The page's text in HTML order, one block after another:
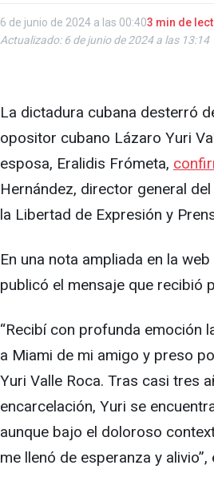
6 de junio de 2024 a las 00:403 min de
Actualizado: 6 de junio de 2024 a las 13:14
La dictadura cubana desterró
opositor cubano Lázaro Yuri
esposa, Eralidis Frómeta,
Hernández, director general
la Libertad de Expresión y
En una nota ampliada en la
publicó el mensaje que recibió
“Recibí con profunda emoción
a Miami de mi amigo y preso
Yuri Valle Roca. Tras casi tres
encarcelación, Yuri se
aunque bajo el doloroso
me llenó de esperanza y